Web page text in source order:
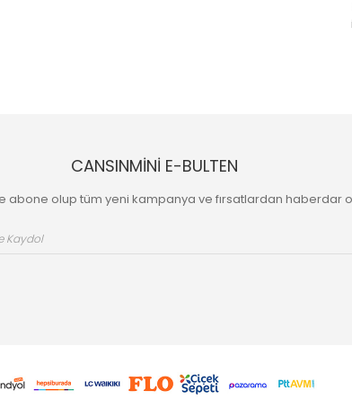
CANSINMİNİ E-BULTEN
abone olup tüm yeni kampanya ve fırsatlardan haberdar